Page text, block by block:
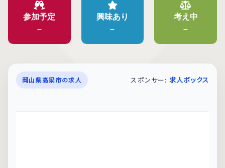
参加予定
–
興味あり
–
考え中
–
岡山県高梁市の求人 スポンサー: 求人ボックス